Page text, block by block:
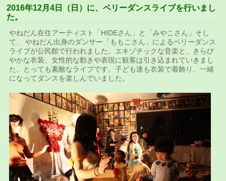
2016年12月4日（日）に、ベリーダンスライブを行いまし
た。
やねだん在住アーティスト「HIDEさん」と「みやこさん」そし
て、 やねだん出身のダンサー「ももこさん」によるベリーダンス
ライブが公民館で行われました。エキゾチックな音楽と、きらび
やかな衣装、女性的な動きや表現に観客は引き込まれていきまし
た。とっても素敵なライブです。子ども達も衣装で着飾り、一緒
になってダンスを楽しんでいました。